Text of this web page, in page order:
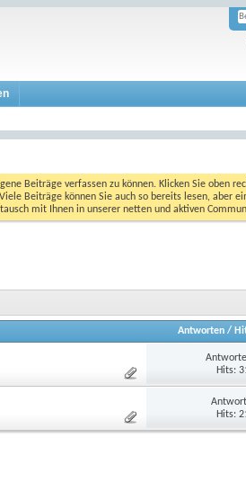
Beiträge verfassen zu können. Klicken Sie oben
Beiträge können Sie auch so bereits lesen, aber
mit Ihnen in unserer netten und aktiven
Antworten /
Hits:
Hits: